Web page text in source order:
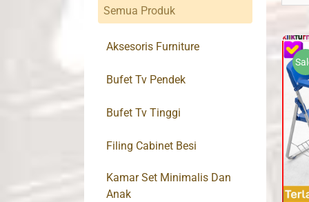
Semua Produk
Aksesoris Furniture
Bufet Tv Pendek
Bufet Tv Tinggi
Filing Cabinet Besi
Kamar Set Minimalis Dan
Anak